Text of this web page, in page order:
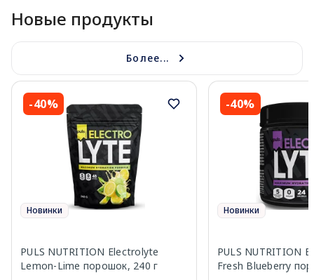
Новые продукты
Более...
-40%
Новинки
PULS NUTRITION Electrolyte
Lemon-Lime порошок, 240 г
-40%
Новинки
PULS NUTRITION
Fresh Blueberry